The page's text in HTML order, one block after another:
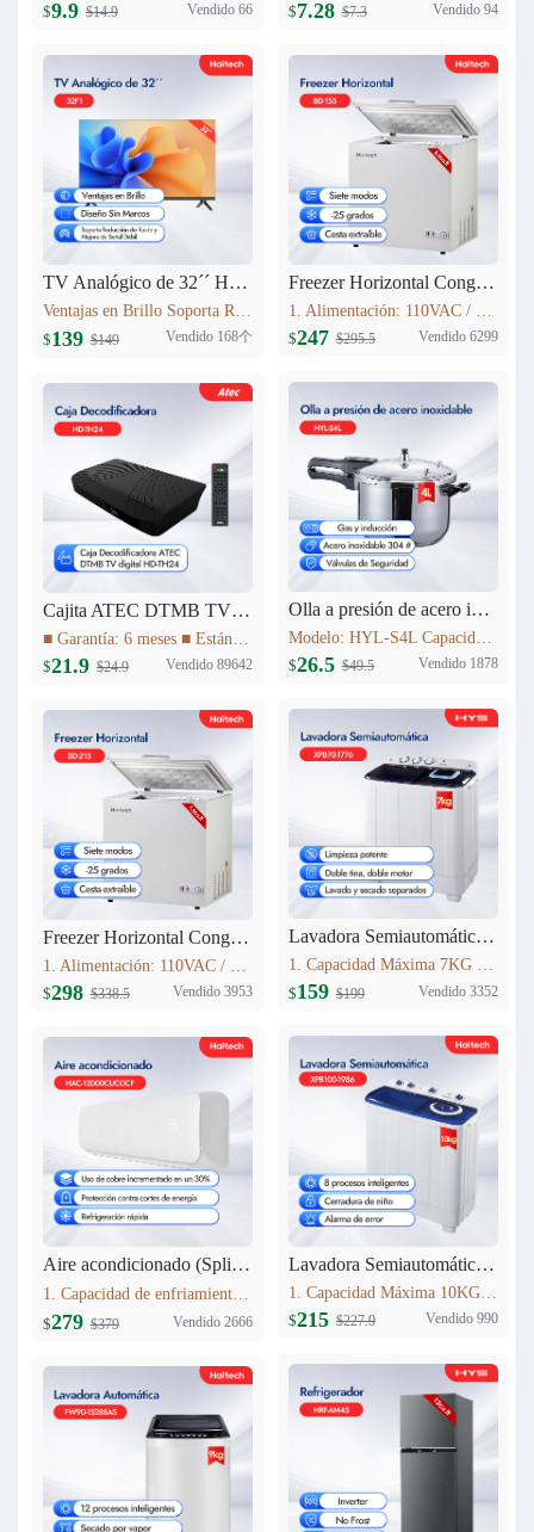
$9.9 $14.9 Vendido 66
TV Analógico de 32´´ Haitech-32F1
$139 $149 Vendido 168个
Cajita ATEC DTMB TV digital HD-TH24
$21.9 $24.9 Vendido 89642
Freezer Horizontal Congelador Nevera 7.6cu.ft (215L) BD-215C
$298 $338.5 Vendido 3953
Aire acondicionado (Split) 12000 BTU Haitech HAC-12000CUCOCF
1. Capacidad de enfriamiento：12000BTU 2. 30% más de cobre que modelos estándar,Mayor conductividad térmica y durabilidad, rendimiento estable. 3. Nivel Ruido Bajo: 40 dB(A) 4. Alto de Volumen de Aire: 580 m3/h
$279 $379 Vendido 2666
$7.28 $7.3 Vendido 94
Freezer Horizontal Congelador Nevera 5.6cu.ft (155L) BD-155
$247 $295.5 Vendido 6299
Olla a presión de acero inoxidable 4L Haitech HYL-S4L
Modelo: HYL-S4L Capacidad: 4L Diámetro del producto (milímetro): 20cm Altura del producto (milímetro): 137mm Materiales: acero inoxidable 304 # Utilizables tanto para Cocinas a Gas como para Cocinas de Inducción
$26.5 $49.5 Vendido 1878
Lavadora Semiautomática 7KG XPB70-1776
1. Capacidad Máxima 7KG 2. Panel de control 3. Lavado y centrifugadopor separado 4. Peso neto: 16.5kg 5. Dimensiones del producto:723mm*406mm*819mm
$159 $199 Vendido 3352
Lavadora Semiautomática 10KG XPB100-1986
1. Capacidad Máxima 10KG 2. Panel de control: pantalla de seda 3. Lavado y centrifugadopor separado 4. Peso neto: 24.5kg 5. Dimensiones del producto:807mm*476mm*997 mm
$215 $227.9 Vendido 990